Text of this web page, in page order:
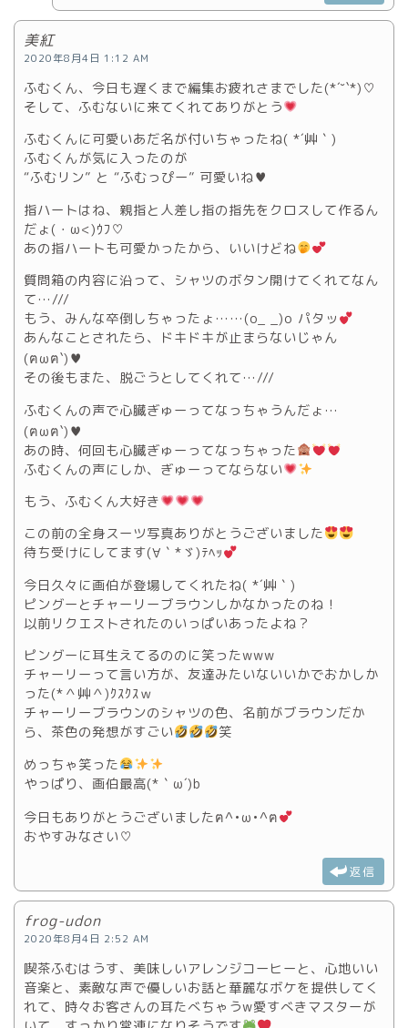
美紅
2020年8月4日 1:12 AM
ふむくん、今日も遅くまで編集お疲れさまでした(*´˘`*)♡
そして、ふむないに来てくれてありがとう
ふむくんに可愛いあだ名が付いちゃったね( *´艸｀)
ふむくんが気に入ったのが
“ふむリン” と “ふむっぴー” 可愛いね♥
指ハートはね、親指と人差し指の指先をクロスして作るん
だょ(・ω<)ｳﾌ♡
あの指ハートも可愛かったから、いいけどね
質問箱の内容に沿って、シャツのボタン開けてくれてなん
て…///
もう、みんな卒倒しちゃったょ……(o_ _)o パタッ
あんなことされたら、ドキドキが止まらないじゃん
(ฅωฅ`)♥
その後もまた、脱ごうとしてくれて…///
ふむくんの声で心臓ぎゅーってなっちゃうんだょ…
(ฅωฅ`)♥
あの時、何回も心臓ぎゅーってなっちゃった
ふむくんの声にしか、ぎゅーってならない
もう、ふむくん大好き
この前の全身スーツ写真ありがとうございました
待ち受けにしてます(∀｀*ゞ)ﾃﾍｯ
今日久々に画伯が登場してくれたね( *´艸｀)
ピングーとチャーリーブラウンしかなかったのね！
以前リクエストされたのいっぱいあったよね？
ピングーに耳生えてるののに笑った‪w‪w‪w
チャーリーって言い方が、友達みたいないいかでおかしか
った(*＾艸＾)ｸｽｸｽｗ
チャーリーブラウンのシャツの色、名前がブラウンだか
ら、茶色の発想がすごい
笑
めっちゃ笑った
やっぱり、画伯最高(*｀ω´)b
今日もありがとうございましたฅ^•ω•^ฅ
おやすみなさい♡
返信
frog-udon
2020年8月4日 2:52 AM
喫茶ふむはうす、美味しいアレンジコーヒーと、心地いい
音楽と、素敵な声で優しいお話と華麗なボケを提供してく
れて、時々お客さんの耳たべちゃうw愛すべきマスターが